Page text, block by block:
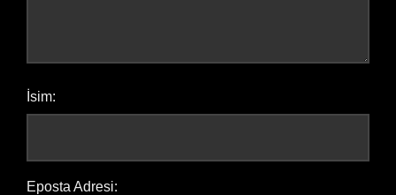
İsim:
Eposta Adresi: